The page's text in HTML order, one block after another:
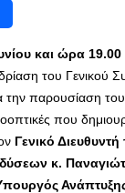
και ώρα 19.00
του Γενικού
την παρουσίαση
που
Γενικό
κ.